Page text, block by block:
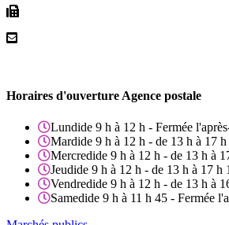
Horaires d'ouverture Agence postale
Lundide 9 h à 12 h - Fermée
Mardide 9 h à 12 h - de 13 h à 17
Mercredide 9 h à 12 h - de 13 h à
Jeudide 9 h à 12 h - de 13 h à 17 h
Vendredide 9 h à 12 h - de 13 h à
Samedide 9 h à 11 h 45 - Fermée